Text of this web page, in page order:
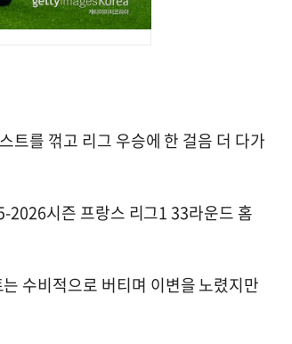
트를 꺾고 리그 우승에 한 걸음 더 다가
2026시즌 프랑스 리그1 33라운드 홈
수비적으로 버티며 이변을 노렸지만